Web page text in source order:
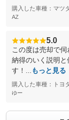
購入した車種：マツ
AZ
5.0
この度は売却で
納得のいく説明
す！...
もっと見る
購入した車種：トヨ
ゆー